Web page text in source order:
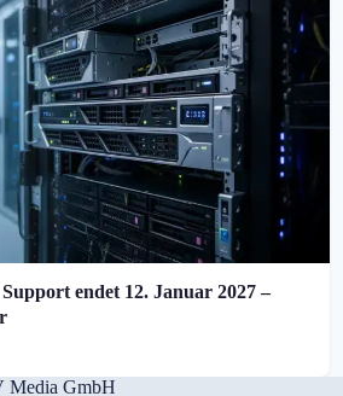
endet 12. Januar 2027 –
Media GmbH